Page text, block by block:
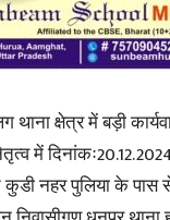
क्षेत्र में बड़ी
में
कुडी नहर पुलिया के